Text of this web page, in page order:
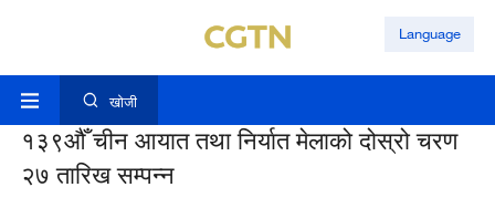
Language
खोजी
१३९औँ चीन आयात तथा निर्यात मेलाको दोस्रो चरण
२७ तारिख सम्पन्न